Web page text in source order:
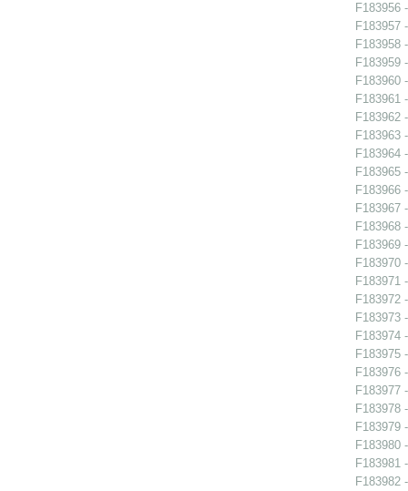
F183956
F183957
F183958
F183959
F183960
F183961
F183962
F183963
F183964
F183965
F183966
F183967
F183968
F183969
F183970
F183971
F183972
F183973
F183974
F183975
F183976
F183977
F183978
F183979
F183980
F183981
F183982